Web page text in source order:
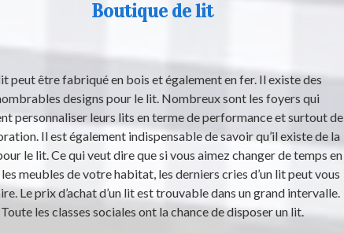
Boutique de lit
peut être fabriqué en bois et également en fer. Il existe des
designs pour le lit. Nombreux sont les foyers qui
personnaliser leurs lits en terme de performance et surtout de
Il est également indispensable de savoir qu’il existe de la
le lit. Ce qui veut dire que si vous aimez changer de temps en
meubles de votre habitat, les derniers cries d’un lit peut vous
Le prix d’achat d’un lit est trouvable dans un grand intervalle.
Toute les classes sociales ont la chance de disposer un lit.